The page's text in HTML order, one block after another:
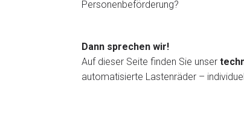
Personenbeförderung?
Dann sprechen wir!
Auf dieser Seite finden Sie unser
automatisierte Lastenräder –